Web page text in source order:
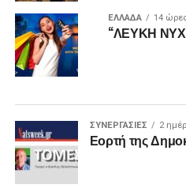
ΕΛΛΑΔΑ 14
“ΛΕΥΚΗ
ΣΥΝΕΡΓΑΣΙΕΣ 2
Εορτή της